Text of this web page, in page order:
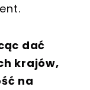
dać
krajów,
na